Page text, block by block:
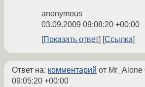
anonymous
03.09.2009 09:08:20 +00:00
Показать ответ
Ссылка
Ответ на: комментарий от Mr_Alone
09:05:20 +00:00